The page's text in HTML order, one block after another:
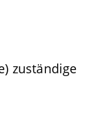
zuständige